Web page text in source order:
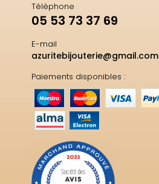
Téléphone
05 53 73 37 69
E-mail
azuritebijouterie@gmail.com
Paiements disponibles :